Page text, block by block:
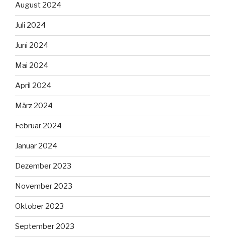
August 2024
Juli 2024
Juni 2024
Mai 2024
April 2024
März 2024
Februar 2024
Januar 2024
Dezember 2023
November 2023
Oktober 2023
September 2023